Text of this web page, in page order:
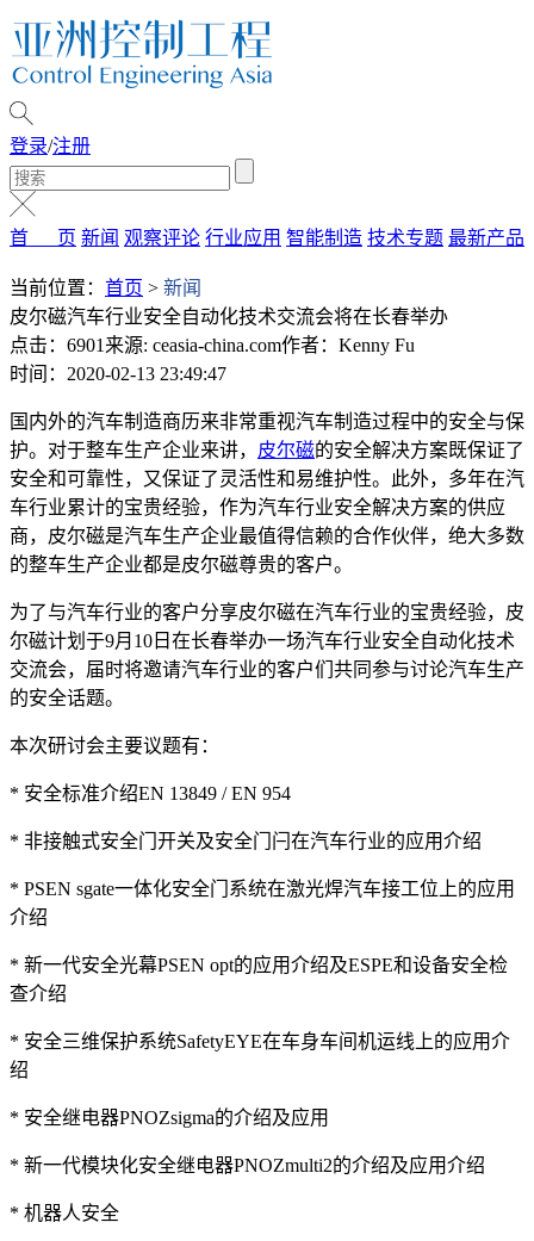
登录/注册
首 页 新闻 观察评论 行业应用 智能制造 技术专题 最新产品
当前位置： 首页 > 新闻
皮尔磁汽车行业安全自动化技术交流会将在长春举办
点击：6901 来源: ceasia-china.com作者：Kenny Fu
时间：2020-02-13 23:49:47
国内外的汽车制造商历来非常重视汽车制造过程中的安全与保
护。对于整车生产企业来讲， 皮尔磁的安全解决方案既保证了
安全和可靠性，又保证了灵活性和易维护性。此外，多年在汽
车行业累计的宝贵经验，作为汽车行业安全解决方案的供应
商，皮尔磁是汽车生产企业最值得信赖的合作伙伴，绝大多数
的整车生产企业都是皮尔磁尊贵的客户。
为了与汽车行业的客户分享皮尔磁在汽车行业的宝贵经验，皮
尔磁计划于9月10日在长春举办一场汽车行业安全自动化技术
交流会，届时将邀请汽车行业的客户们共同参与讨论汽车生产
的安全话题。
本次研讨会主要议题有：
* 安全标准介绍EN 13849 / EN 954
* 非接触式安全门开关及安全门闩在汽车行业的应用介绍
* PSEN sgate一体化安全门系统在激光焊汽车接工位上的应用
介绍
* 新一代安全光幕PSEN opt的应用介绍及ESPE和设备安全检
查介绍
* 安全三维保护系统SafetyEYE在车身车间机运线上的应用介
绍
* 安全继电器PNOZsigma的介绍及应用
* 新一代模块化安全继电器PNOZmulti2的介绍及应用介绍
* 机器人安全